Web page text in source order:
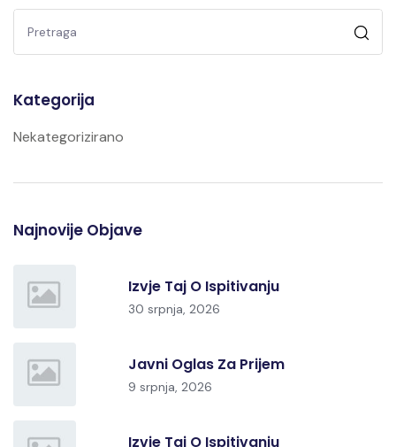
Kategorija
Nekategorizirano
Najnovije Objave
Izvje Taj O Ispitivanju
30 srpnja, 2026
Javni Oglas Za Prijem
9 srpnja, 2026
Izvje Taj O Ispitivanju